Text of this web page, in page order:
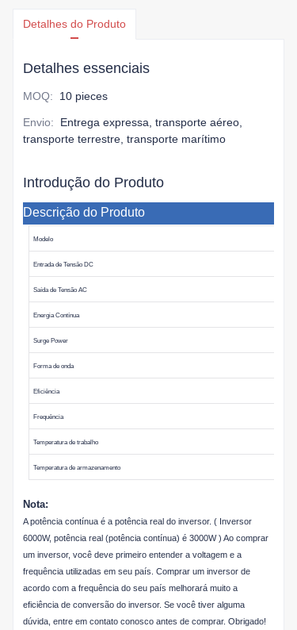
Detalhes do Produto
Detalhes essenciais
MOQ: 10 pieces
Envio:
Entrega expressa, transporte aéreo,
transporte terrestre, transporte marítimo
Introdução do Produto
Descrição do Produto
Modelo
Entrada de Tensão DC
Saída de Tensão AC
Energia Contínua
Surge Power
Forma de onda
Eficiência
Frequência
Temperatura de trabalho
Temperatura de armazenamento
Nota:
A potência contínua é a potência real do inversor. ( Inversor
6000W, potência real (potência contínua) é 3000W ) Ao comprar
um inversor, você deve primeiro entender a voltagem e a
frequência utilizadas em seu país. Comprar um inversor de
acordo com a frequência do seu país melhorará muito a
eficiência de conversão do inversor. Se você tiver alguma
dúvida, entre em contato conosco antes de comprar. Obrigado!